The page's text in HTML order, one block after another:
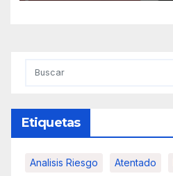
Etiquetas
Analisis Riesgo Atentado